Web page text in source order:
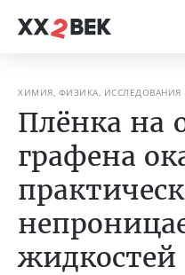
ХИМИЯ, ФИЗИКА, ИССЛЕДОВАНИЯ
Плёнка на
графена
жидкостей